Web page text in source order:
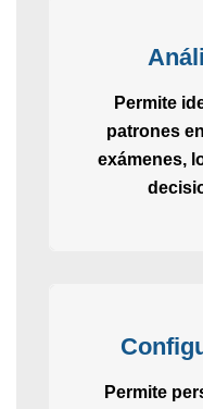
Permite
patrones
exámenes,
Permite